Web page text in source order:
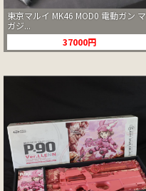
東京マルイ MK46 MOD0 電動ガン マ
ガジ...
37000円